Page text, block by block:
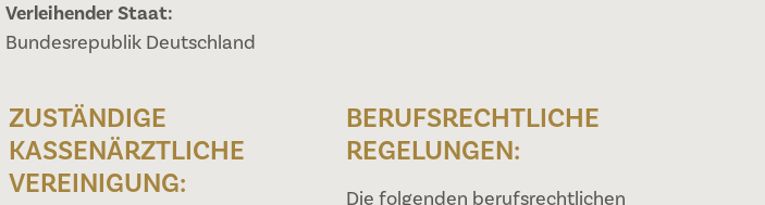
Verleihender Staat:
Bundesrepublik Deutschland
ZUSTÄNDIGE
KASSENÄRZTLICHE
VEREINIGUNG:
BERUFSRECHTLICHE
REGELUNGEN:
Die folgenden berufsrechtlichen